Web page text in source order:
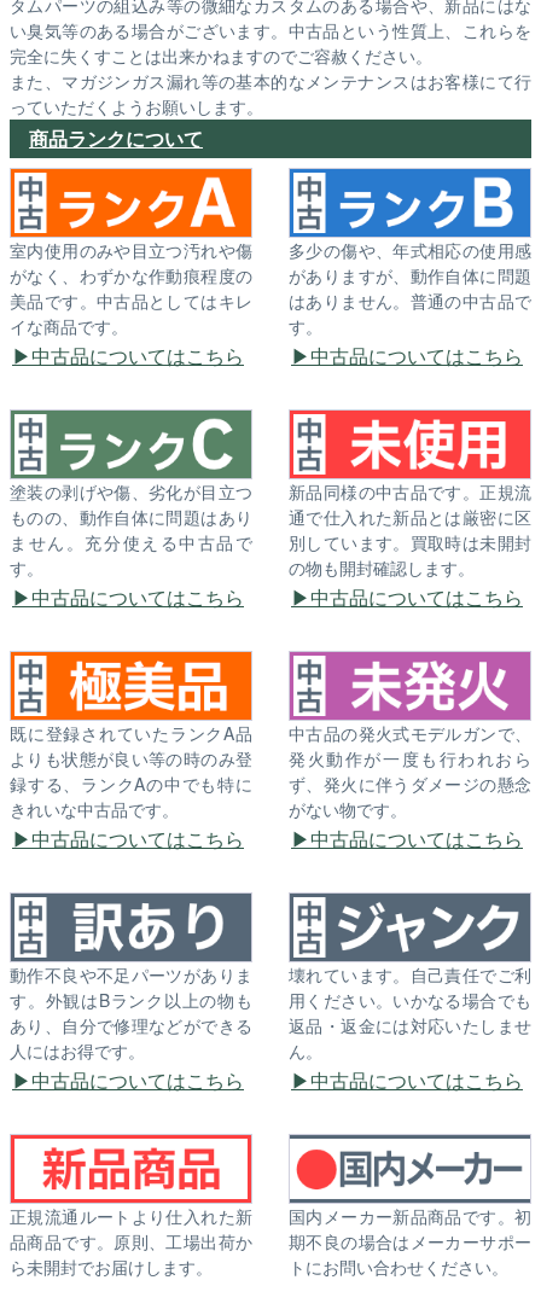
タムパーツの組込み等の微細なカスタムのある場合や、新品にはな
い臭気等のある場合がございます。中古品という性質上、これらを
完全に失くすことは出来かねますのでご容赦ください。
また、マガジンガス漏れ等の基本的なメンテナンスはお客様にて行
っていただくようお願いします。
商品ランクについて
室内使用のみや目立つ汚れや傷
がなく、わずかな作動痕程度の
美品です。中古品としてはキレ
イな商品です。
中古品についてはこちら
多少の傷や、年式相応の使用感
がありますが、動作自体に問題
はありません。普通の中古品で
す。
中古品についてはこちら
塗装の剥げや傷、劣化が目立つ
ものの、動作自体に問題はあり
ません。充分使える中古品で
す。
中古品についてはこちら
新品同様の中古品です。正規流
通で仕入れた新品とは厳密に区
別しています。買取時は未開封
の物も開封確認します。
中古品についてはこちら
既に登録されていたランクA品
よりも状態が良い等の時のみ登
録する、ランクAの中でも特に
きれいな中古品です。
中古品についてはこちら
中古品の発火式モデルガンで、
発火動作が一度も行われおら
ず、発火に伴うダメージの懸念
がない物です。
中古品についてはこちら
動作不良や不足パーツがありま
す。外観はBランク以上の物も
あり、自分で修理などができる
人にはお得です。
中古品についてはこちら
壊れています。自己責任でご利
用ください。いかなる場合でも
返品・返金には対応いたしませ
ん。
中古品についてはこちら
正規流通ルートより仕入れた新
品商品です。原則、工場出荷か
ら未開封でお届けします。
国内メーカー新品商品です。初
期不良の場合はメーカーサポー
トにお問い合わせください。